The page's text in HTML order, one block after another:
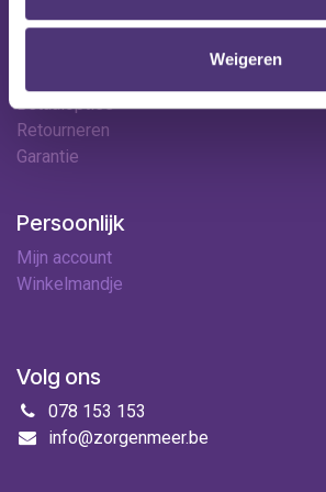
Weigeren
Hulp & contact
Betaalopties
Retourneren
Garantie
Persoonlijk
Mijn account
Winkelmandje
Volg ons
078 153 153
info@zorgenmeer.be